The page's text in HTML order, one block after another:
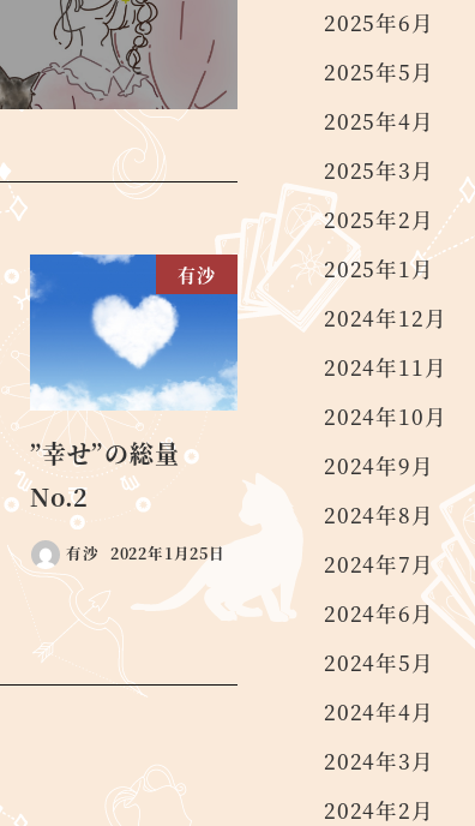
有沙
”幸せ”の総量
No.2
有沙 2022年1月25日
2025年6月
2025年5月
2025年4月
2025年3月
2025年2月
2025年1月
2024年12月
2024年11月
2024年10月
2024年9月
2024年8月
2024年7月
2024年6月
2024年5月
2024年4月
2024年3月
2024年2月